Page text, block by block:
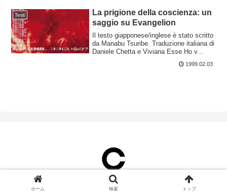
Testi
La prigione della coscienza: un
saggio su Evangelion
Il testo giapponese/inglese è stato scritto
da Manabu Tsuribe. Traduzione italiana di
Daniele Chetta e Viviana Esse.Ho v...
1999.02.03
ホーム 検索 トップ